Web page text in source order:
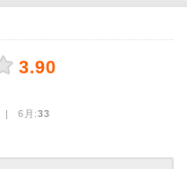
3.90
| 6月:33